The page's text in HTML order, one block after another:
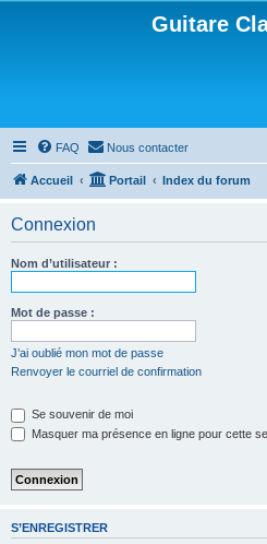
Guitare
FAQ Nous contacter
Accueil Portail Index du forum
Connexion
Nom d’utilisateur :
Mot de passe :
J’ai oublié mon mot de passe
Renvoyer le courriel de confirmation
Se souvenir de moi
Masquer ma présence en ligne pour cette
S’ENREGISTRER